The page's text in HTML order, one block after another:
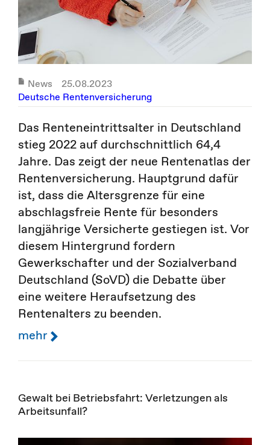
News
25.08.2023
Deutsche Rentenversicherung
Das Renteneintrittsalter in Deutschland
stieg 2022 auf durchschnittlich 64,4
Jahre. Das zeigt der neue Rentenatlas der
Rentenversicherung. Hauptgrund dafür
ist, dass die Altersgrenze für eine
abschlagsfreie Rente für besonders
langjährige Versicherte gestiegen ist. Vor
diesem Hintergrund fordern
Gewerkschafter und der Sozialverband
Deutschland (SoVD) die Debatte über
eine weitere Heraufsetzung des
Rentenalters zu beenden.
mehr
Gewalt bei Betriebsfahrt: Verletzungen als
Arbeitsunfall?